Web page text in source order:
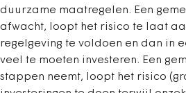
duurzame maatregelen. Een
afwacht, loopt het risico te laat
regelgeving te voldoen en dan in
veel te moeten investeren. Een
stappen neemt, loopt het risico